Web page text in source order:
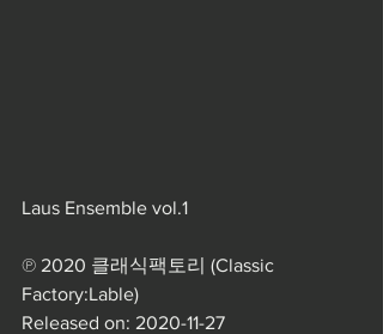
Laus Ensemble vol.1
℗ 2020 클래식팩토리 (Classic
Factory:Lable)
Released on: 2020-11-27